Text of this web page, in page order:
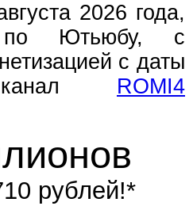
2026 года,
Ютьюбу, с
с даты
канал ROMI4
рублей!*